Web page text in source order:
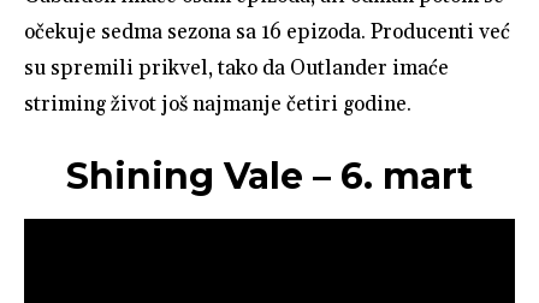
očekuje sedma sezona sa 16 epizoda. Producenti već
su spremili prikvel, tako da Outlander imaće
striming život još najmanje četiri godine.
Shining Vale – 6. mart